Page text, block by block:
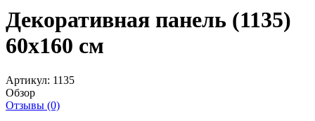
Декоративная панель (1135)
60x160 cм
Артикул: 1135
Обзор
Отзывы (0)